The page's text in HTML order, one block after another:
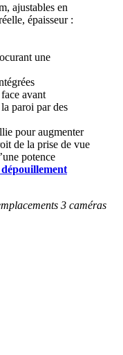
ajustables en
épaisseur :
une
avant
paroi par des
pour augmenter
de la prise de vue
potence
3 caméras